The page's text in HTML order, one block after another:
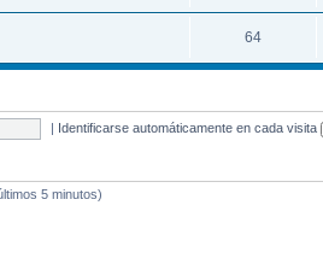
64
| Identificarse automáticamente en cada visita
5 minutos)